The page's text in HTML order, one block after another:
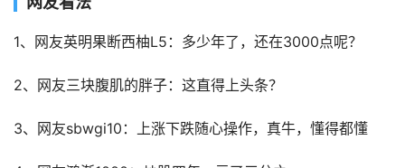
1、网友英明果断西柚L5：多少年了，还在3000点呢？
2、网友三块腹肌的胖子：这直得上头条？
3、网友sbwgi10：上涨下跌随心操作，真牛，懂得都懂